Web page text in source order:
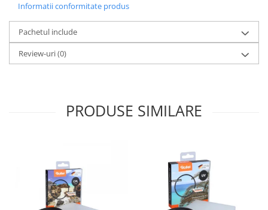
Informatii conformitate produs
Pachetul include
Review-uri(0)
PRODUSE SIMILARE